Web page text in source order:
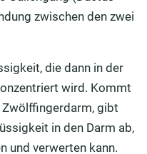
zwischen den zwei
die dann in der
wird. Kommt
gibt
in den Darm ab,
und verwerten kann.